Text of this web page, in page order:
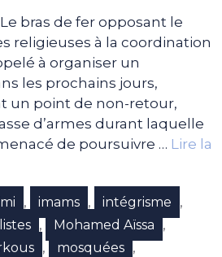
bras de fer opposant le
religieuses à la coordination
à organiser un
les prochains jours,
un point de non-retour,
d’armes durant laquelle
de poursuivre … Lire la
, imams , intégrisme ,
, Mohamed Aïssa ,
, mosquées ,